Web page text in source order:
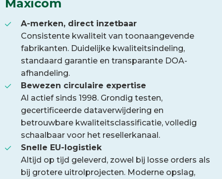
Maxicom
A-merken, direct inzetbaar
Consistente kwaliteit van toonaangevende
fabrikanten. Duidelijke kwaliteitsindeling,
standaard garantie en transparante DOA-
afhandeling.
Bewezen circulaire expertise
Al actief sinds 1998. Grondig testen,
gecertificeerde dataverwijdering en
betrouwbare kwaliteitsclassificatie, volledig
schaalbaar voor het resellerkanaal.
Snelle EU-logistiek
Altijd op tijd geleverd, zowel bij losse orders als
bij grotere uitrolprojecten. Moderne opslag,